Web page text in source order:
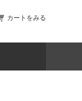
カートをみる